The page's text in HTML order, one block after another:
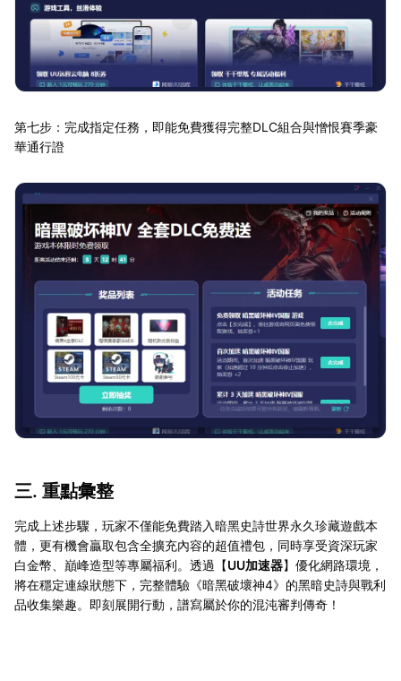
第七步：完成指定任務，即能免費獲得完整DLC組合與憎恨賽季豪
華通行證
三. 重點彙整
完成上述步驟，玩家不僅能免費踏入暗黑史詩世界永久珍藏遊戲本
體，更有機會贏取包含全擴充內容的超值禮包，同時享受資深玩家
白金幣、巔峰造型等專屬福利。透過【UU加速器】優化網路環境，
將在穩定連線狀態下，完整體驗《暗黑破壞神4》的黑暗史詩與戰利
品收集樂趣。即刻展開行動，譜寫屬於你的混沌審判傳奇！